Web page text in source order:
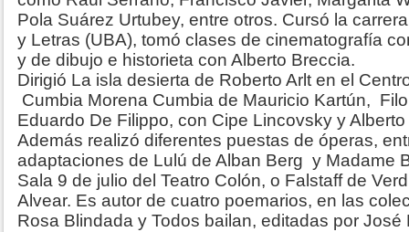
Pola Suárez Urtubey, entre otros. Cursó la
y Letras (UBA), tomó clases de cinematografía
y de dibujo e historieta con Alberto Breccia.
Dirigió La isla desierta de Roberto Arlt en el
Cumbia Morena Cumbia de Mauricio Kartún,
Eduardo De Filippo, con Cipe Lincovsky y
Además realizó diferentes puestas de óperas,
adaptaciones de Lulú de Alban Berg y Madame
Sala 9 de julio del Teatro Colón, o Falstaff de
Alvear. Es autor de cuatro poemarios, en las
Rosa Blindada y Todos bailan, editadas por